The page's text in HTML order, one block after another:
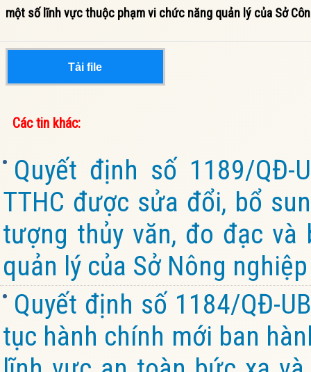
một số lĩnh vực thuộc phạm vi chức năng quản lý của Sở
Tải file
Các tin khác:
Quyết định số 1189/QĐ-
TTHC được sửa đổi, bổ
tượng thủy văn, đo đạc
quản lý của Sở Nông
Quyết định số 1184/QĐ-
tục hành chính mới ban